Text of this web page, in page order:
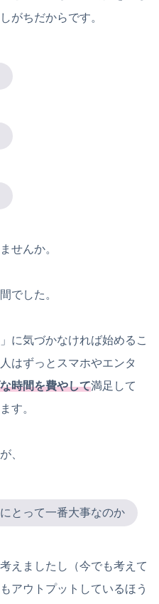
がちだからです。
せんか。
でした。
に気づかなければ始めるこ
はずっとスマホやエンタ
時間を費やして満足して
す。
、
とって一番大事なのか
えましたし（今でも考えて
アウトプットしているほう